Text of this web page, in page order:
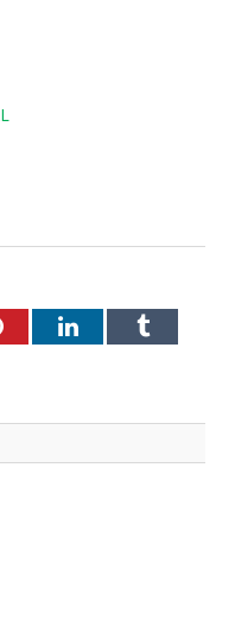
PinterestLinkedInTumblr